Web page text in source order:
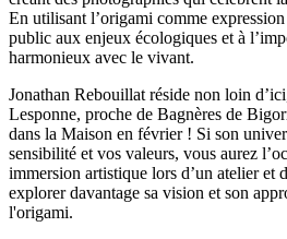
En utilisant l’origami comme
public aux enjeux écologiques et à
harmonieux avec le vivant.
Jonathan Rebouillat réside non loin
Lesponne, proche de Bagnères de
dans la Maison en février ! Si son
sensibilité et vos valeurs, vous aurez
immersion artistique lors d’un atelier et
explorer davantage sa vision et son
l'origami.